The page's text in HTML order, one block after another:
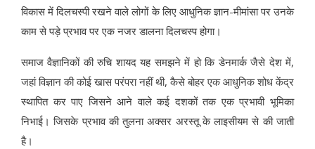
विकास में दिलचस्पी रखने वाले लोगोंके लिए आधुनिक ज्ञान-मीमांसा पर उनके
काम से पड़े प्रभाव पर एक नजर डालना दिलचस्प होगा।
समाज वैज्ञानिकों की रुचि शायद यह समझने में हो कि डेनमार्क जैसे देश में,
जहां विज्ञान की कोई खास परंपरा नहीं थी, कैसे बोहर एक आधुनिक शोध केंद्र
स्थापित कर पाए जिसने आने वाले कई दशकों तक एक प्रभावी भूमिका
निभाई। जिसके प्रभाव की तुलना अक्सर अरस्तू के लाइसीयम से की जाती
है।